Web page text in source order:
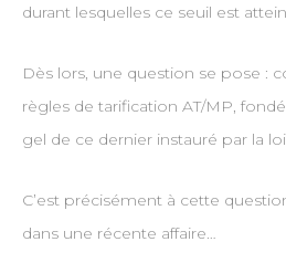
durant lesquelles ce seuil est
Dès lors, une question se pose :
règles de tarification AT/MP,
gel de ce dernier instauré par la loi
C’est précisément à cette
dans une récente affaire…